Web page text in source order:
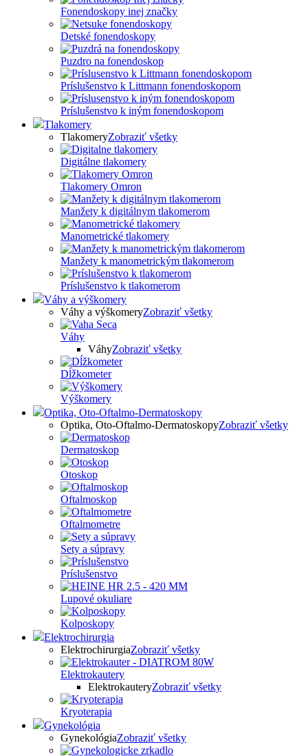
Fonendoskopy inej značky
Detské fonendoskopy
Puzdro na fonendoskop
Príslušenstvo k Littmann fonendoskopom
Príslušenstvo k iným fonendoskopom
Tlakomery
TlakomeryZobraziť všetky
Digitálne tlakomery
Tlakomery Omron
Manžety k digitálnym tlakomerom
Manometrické tlakomery
Manžety k manometrickým tlakomerom
Príslušenstvo k tlakomerom
Váhy a výškomery
Váhy a výškomeryZobraziť všetky
Váhy
VáhyZobraziť všetky
Dĺžkometer
Výškomery
Optika, Oto-Oftalmo-Dermatoskopy
Optika, Oto-Oftalmo-DermatoskopyZobraziť všetky
Dermatoskop
Otoskop
Oftalmoskop
Oftalmometre
Sety a súpravy
Príslušenstvo
Lupové okuliare
Kolposkopy
Elektrochirurgia
ElektrochirurgiaZobraziť všetky
Elektrokautery
ElektrokauteryZobraziť všetky
Kryoterapia
Gynekológia
GynekológiaZobraziť všetky